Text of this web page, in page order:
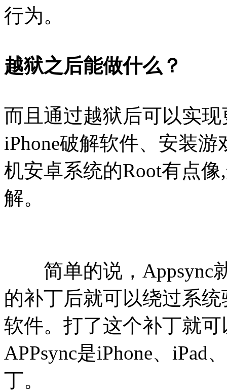
行为。
越狱之后能做什么？
而且通过越狱后可以实
iPhone破解软件、安装
机安卓系统的Root有点
解。
简单的说，Appsync
的补丁后就可以绕过系
软件。打了这个补丁就
APPsync是iPhone、iPad
丁。